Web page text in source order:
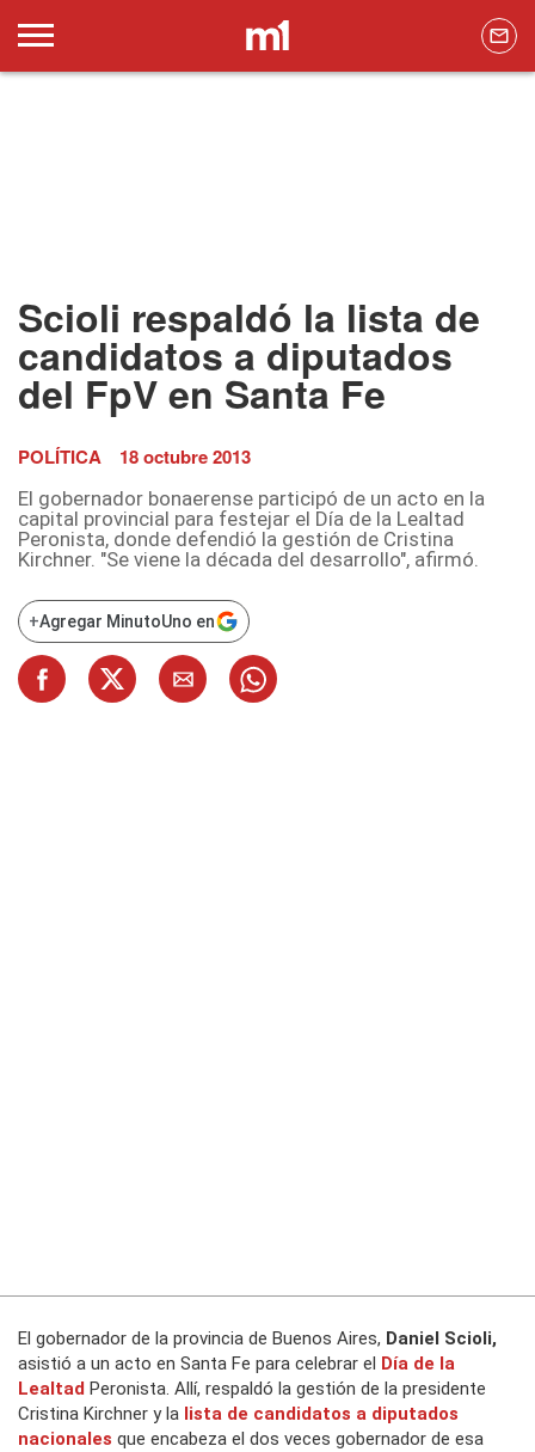
Scioli respaldó la lista de
candidatos a diputados
del FpV en Santa Fe
POLÍTICA 18 octubre 2013
El gobernador bonaerense participó de un acto en la
capital provincial para festejar el Día de la Lealtad
Peronista, donde defendió la gestión de Cristina
Kirchner. "Se viene la década del desarrollo", afirmó.
+Agregar MinutoUno en
El gobernador de la provincia de Buenos Aires, Daniel Scioli,
asistió a un acto en Santa Fe para celebrar el Día de la
Lealtad Peronista. Allí, respaldó la gestión de la presidente
Cristina Kirchner y la lista de candidatos a diputados
nacionales que encabeza el dos veces gobernador de esa